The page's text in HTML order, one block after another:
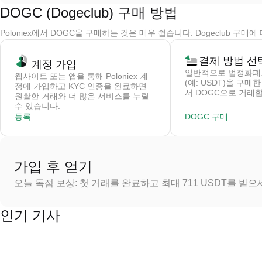
DOGC (Dogeclub) 구매 방법
Poloniex에서 DOGC을 구매하는 것은 매우 쉽습니다. Dogeclub 구매
계정 가입
웹사이트 또는 앱을 통해 Poloniex 계
정에 가입하고 KYC 인증을 완료하면
원활한 거래와 더 많은 서비스를 누릴
수 있습니다.
등록
결제 방법 선
일반적으로 법정화
(예: USDT)을 구매
서 DOGC으로 거래
DOGC 구매
가입 후 얻기
오늘 독점 보상: 첫 거래를 완료하고 최대 711 USDT를 받으
인기 기사